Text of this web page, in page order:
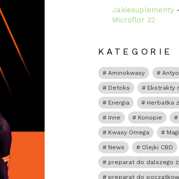
Jakiesuplementy -
Microflor 32
KATEGORIE
Aminokwasy
Detoks Ekstrakty
Energia Herbatka
Inne Konopie
Kwasy Omega
News Olejki CBD
preparat do dalszego
preparat do